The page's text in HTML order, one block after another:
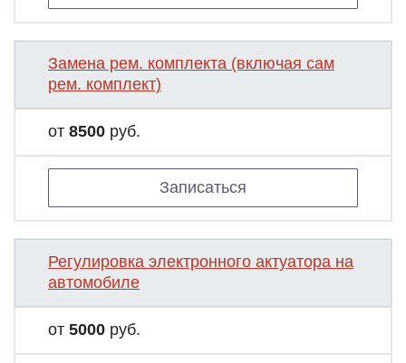
Замена рем. комплекта (включая сам
рем. комплект)
от 8500 руб.
Записаться
Регулировка электронного актуатора на
автомобиле
от 5000 руб.